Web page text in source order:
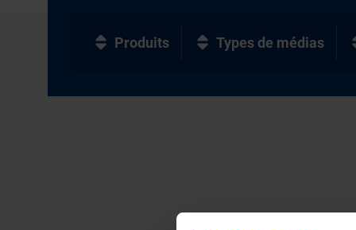
Produits Types de médias